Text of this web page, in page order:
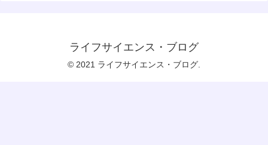
ライフサイエンス・ブログ
© 2021 ライフサイエンス・ブログ.